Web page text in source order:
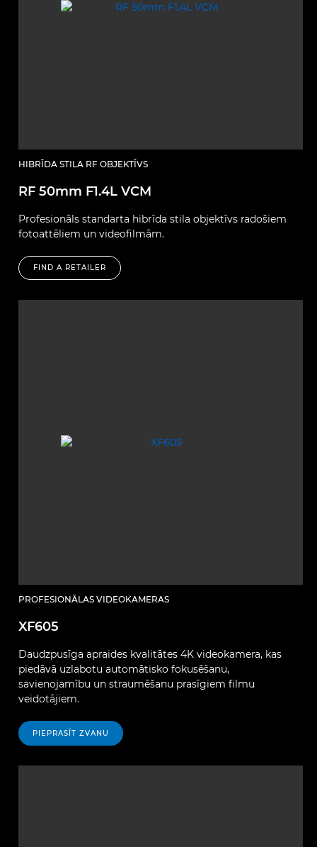
HIBRĪDA STILA RF OBJEKTĪVS
RF 50mm F1.4L VCM
Profesionāls standarta hibrīda stila objektīvs radošiem
fotoattēliem un videofilmām.
FIND A RETAILER
PROFESIONĀLAS VIDEOKAMERAS
XF605
Daudzpusīga apraides kvalitātes 4K videokamera, kas
piedāvā uzlabotu automātisko fokusēšanu,
savienojamību un straumēšanu prasīgiem filmu
veidotājiem.
PIEPRASĪT ZVANU